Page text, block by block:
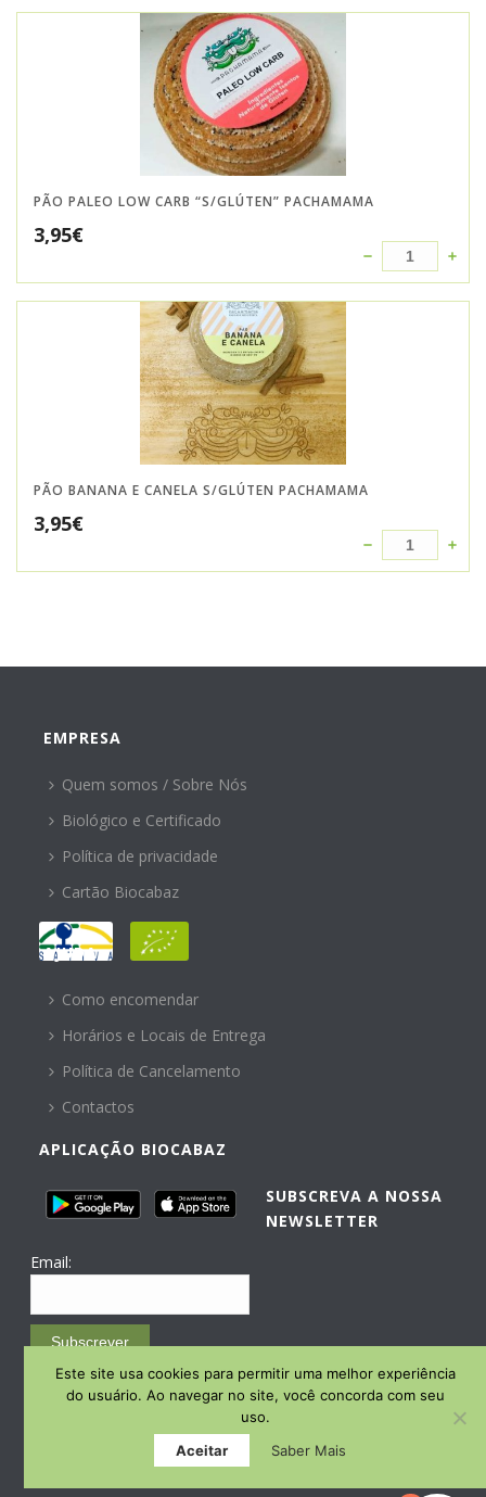
PÃO PALEO LOW CARB “S/GLÚTEN” PACHAMAMA
3,95€
PÃO BANANA E CANELA S/GLÚTEN PACHAMAMA
3,95€
EMPRESA
Quem somos / Sobre Nós
Biológico e Certificado
Política de privacidade
Cartão Biocabaz
AJUDA
Como encomendar
Horários e Locais de Entrega
Política de Cancelamento
Contactos
APLICAÇÃO BIOCABAZ
SUBSCREVA A NOSSA
NEWSLETTER
Email:
Subscrever
Email Marketing by E-goi
Este site usa cookies para permitir uma melhor experiência
do usuário. Ao navegar no site, você concorda com seu
uso.
Aceitar
Saber Mais